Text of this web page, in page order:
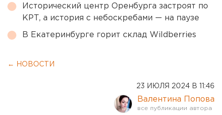
Исторический центр Оренбурга застроят по
КРТ, а история с небоскребами — на паузе
В Екатеринбурге горит склад Wildberries
← НОВОСТИ
23 ИЮЛЯ 2024 В 11:46
Валентина Попова